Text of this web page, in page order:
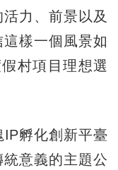
力、前景以及
樣一個風景如
村項目理想選
孵化創新平臺
意義的主題公